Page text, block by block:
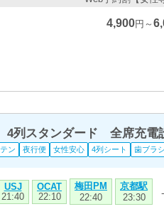
4,900円～
列スタンダード 全席充電
ン 夜行便 女性安心 4列シート 歯ブラシ
USJ
21:40
OCAT
22:10
梅田PM
22:40
京都駅
23:30